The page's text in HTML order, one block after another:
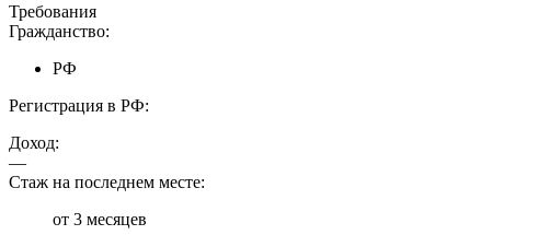
Требования
Гражданство:
РФ
Регистрация в РФ:
Доход:
—
Стаж на последнем месте:
от 3 месяцев